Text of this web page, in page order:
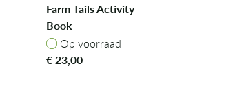
Farm Tails Activity
Book
Op voorraad
Op voorraad
€23,00